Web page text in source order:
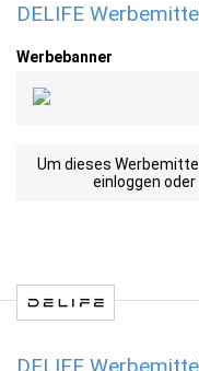
DELIFE
Werbebanner
Um dieses
einloggen oder